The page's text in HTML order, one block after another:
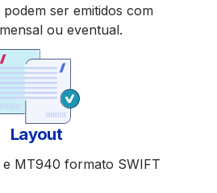
ser emitidos com
ou eventual.
Layout
MT940 formato SWIFT